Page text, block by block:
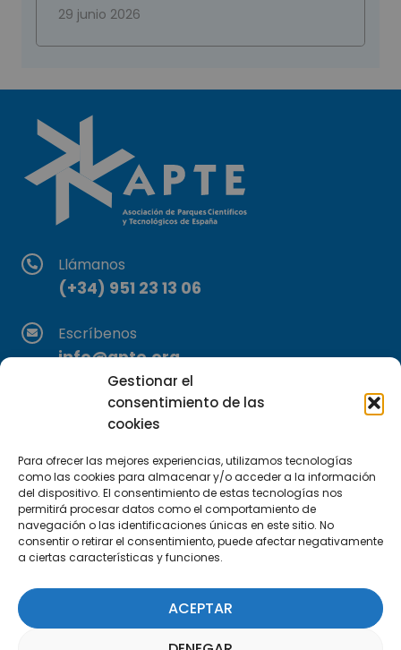
Gestionar el
consentimiento de las
cookies
Para ofrecer las mejores experiencias, utilizamos tecnologías
como las cookies para almacenar y/o acceder a la información
del dispositivo. El consentimiento de estas tecnologías nos
permitirá procesar datos como el comportamiento de
navegación o las identificaciones únicas en este sitio. No
consentir o retirar el consentimiento, puede afectar negativamente
a ciertas características y funciones.
ACEPTAR
29 junio 2026
Llámanos
(+34) 951 23 13 06
Escríbenos
info@apte.org
Encuéntranos
C/Marie Curie, 35
29590 Campanillas, Málaga
Suscríbete a nuestra Newsletter
SUSCRÍBETE AQUÍ